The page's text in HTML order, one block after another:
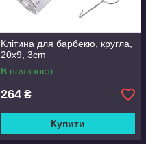
Клітина для барбекю, кругла,
20x9, 3cm
В наявності
264 ₴
Купити